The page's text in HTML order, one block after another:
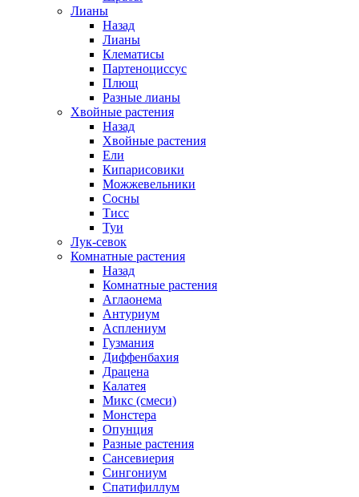
Лианы
Назад
Лианы
Клематисы
Партеноциссус
Плющ
Разные лианы
Хвойные растения
Назад
Хвойные растения
Ели
Кипарисовики
Можжевельники
Сосны
Тисс
Туи
Лук-севок
Комнатные растения
Назад
Комнатные растения
Аглаонема
Антуриум
Асплениум
Гузмания
Диффенбахия
Драцена
Калатея
Микс (смеси)
Монстера
Опунция
Разные растения
Сансевиерия
Сингониум
Спатифиллум